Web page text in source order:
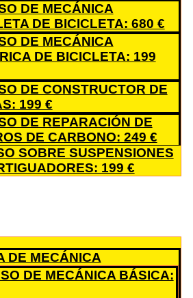
DE MECÁNICA
DE BICICLETA: 680 €
DE MECÁNICA
DE BICICLETA: 199
DE CONSTRUCTOR DE
199 €
DE REPARACIÓN DE
DE CARBONO: 249 €
SOBRE SUSPENSIONES
199 €
DE MECÁNICA
DE MECÁNICA BÁSICA: